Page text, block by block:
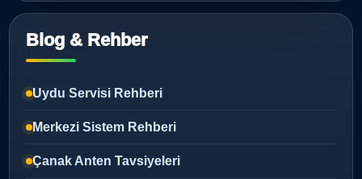
Blog & Rehber
Uydu Servisi Rehberi
Merkezi Sistem Rehberi
Çanak Anten Tavsiyeleri